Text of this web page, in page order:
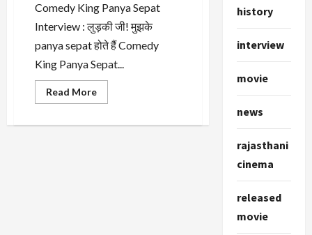
Comedy King Panya Sepat
Interview : लुड़की जी! मुझके
panya sepat होते हैं Comedy
King Panya Sepat...
Read MoreRead
more
King
history
interview
movie
news
rajasthani
cinema
released
movie